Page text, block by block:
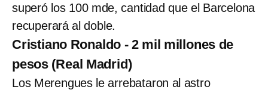
superó los 100 mde, cantidad que el Barcelona
recuperará al doble.
Cristiano Ronaldo - 2 mil millones de
pesos (Real Madrid)
Los Merengues le arrebataron al astro